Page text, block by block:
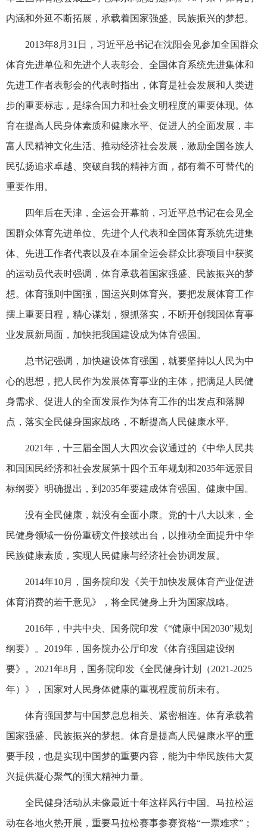
内涵和外延不断拓展，承载着国家强盛、民族振兴的梦想。
2013年8月31日，习近平总书记在沈阳会见参加全国群众
体育先进单位和先进个人表彰会、全国体育系统先进集体和
先进工作者表彰会的代表时指出，体育是社会发展和人类进
步的重要标志，是综合国力和社会文明程度的重要体现。体
育在提高人民身体素质和健康水平、促进人的全面发展，丰
富人民精神文化生活、推动经济社会发展，激励全国各族人
民弘扬追求卓越、突破自我的精神方面，都有着不可替代的
重要作用。
四年后在天津，全运会开幕前，习近平总书记在会见全
国群众体育先进单位、先进个人代表和全国体育系统先进集
体、先进工作者代表以及在本届全运会群众比赛项目中获奖
的运动员代表时强调，体育承载着国家强盛、民族振兴的梦
想。体育强则中国强，国运兴则体育兴。要把发展体育工作
摆上重要日程，精心谋划，狠抓落实，不断开创我国体育事
业发展新局面，加快把我国建设成为体育强国。
总书记强调，加快建设体育强国，就要坚持以人民为中
心的思想，把人民作为发展体育事业的主体，把满足人民健
身需求、促进人的全面发展作为体育工作的出发点和落脚
点，落实全民健身国家战略，不断提高人民健康水平。
2021年，十三届全国人大四次会议通过的《中华人民共
和国国民经济和社会发展第十四个五年规划和2035年远景目
标纲要》明确提出，到2035年要建成体育强国、健康中国。
没有全民健康，就没有全面小康。党的十八大以来，全
民健身领域一份份重磅文件接续出台，以推动全面提升中华
民族健康素质，实现人民健康与经济社会协调发展。
2014年10月，国务院印发《关于加快发展体育产业促进
体育消费的若干意见》，将全民健身上升为国家战略。
2016年，中共中央、国务院印发《“健康中国2030”规划
纲要》。2019年，国务院办公厅印发《体育强国建设纲
要》。2021年8月，国务院印发《全民健身计划（2021-2025
年）》，国家对人民身体健康的重视程度前所未有。
体育强国梦与中国梦息息相关、紧密相连。体育承载着
国家强盛、民族振兴的梦想。体育是提高人民健康水平的重
要手段，也是实现中国梦的重要内容，能为中华民族伟大复
兴提供凝心聚气的强大精神力量。
全民健身活动从未像最近十年这样风行中国。马拉松运
动在各地火热开展，重要马拉松赛事参赛资格“一票难求”；